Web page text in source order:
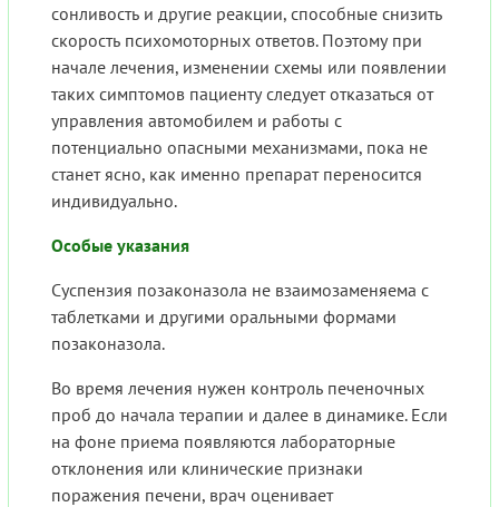
сонливость и другие реакции, способные снизить
скорость психомоторных ответов. Поэтому при
начале лечения, изменении схемы или появлении
таких симптомов пациенту следует отказаться от
управления автомобилем и работы с
потенциально опасными механизмами, пока не
станет ясно, как именно препарат переносится
индивидуально.
Особые указания
Суспензия позаконазола не взаимозаменяема с
таблетками и другими оральными формами
позаконазола.
Во время лечения нужен контроль печеночных
проб до начала терапии и далее в динамике. Если
на фоне приема появляются лабораторные
отклонения или клинические признаки
поражения печени, врач оценивает